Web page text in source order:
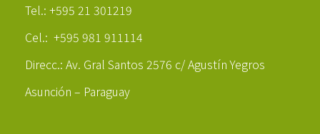
Tel.: +595 21 301219
Cel.: +595 981 911114
Direcc.: Av. Gral Santos 2576 c/ Agustín Yegros
Asunción – Paraguay